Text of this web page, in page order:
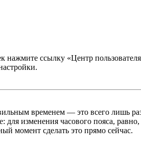
нажмите ссылку «Центр
временем — это всего лишь
изменения часового пояса,
момент сделать это прямо сейчас.